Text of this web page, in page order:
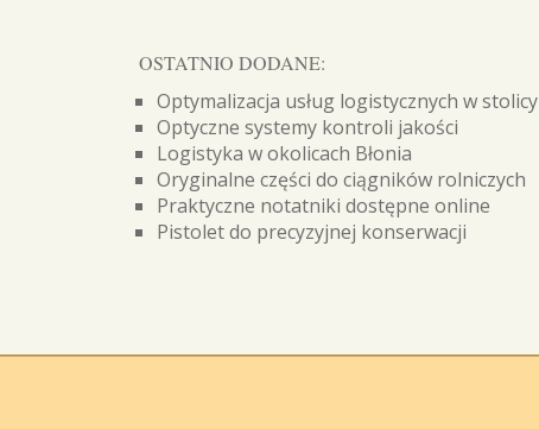
OSTATNIO DODANE:
Optymalizacja usług logistycznych w stolicy
Optyczne systemy kontroli jakości
Logistyka w okolicach Błonia
Oryginalne części do ciągników rolniczych
Praktyczne notatniki dostępne online
Pistolet do precyzyjnej konserwacji